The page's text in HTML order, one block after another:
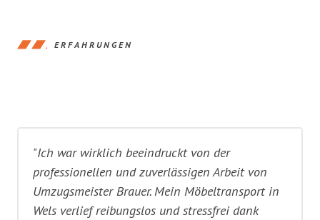
ERFAHRUNGEN
"Ich war wirklich beeindruckt von der
professionellen und zuverlässigen Arbeit von
Umzugsmeister Brauer. Mein Möbeltransport in
Wels verlief reibungslos und stressfrei dank